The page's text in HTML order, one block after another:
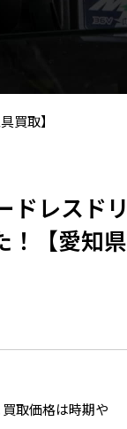
買取】
ドレスドリ
！【愛知県
取価格は時期や